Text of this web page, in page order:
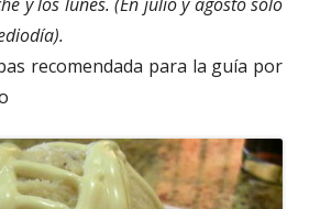
recomendada para la guía por